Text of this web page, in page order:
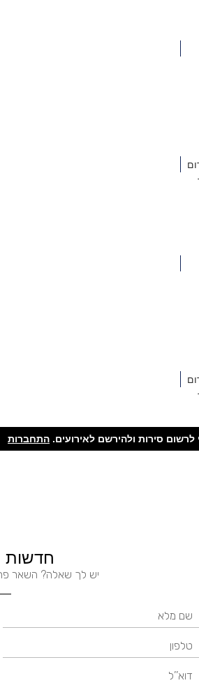
סירות ולהירשם לאירועים. התחברות
חדשות
יש לך שאלה? השאר